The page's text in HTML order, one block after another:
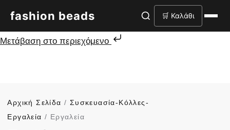
fashion beads 🛒 Καλάθι
Μετάβαση στο περιεχόμενο
Αρχική Σελίδα / Συσκευασία-Κόλλες-
Εργαλεία / Εργαλεία